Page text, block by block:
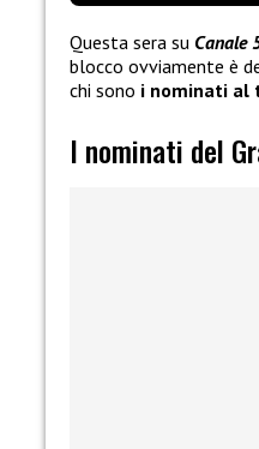
Questa sera su Canale
blocco ovviamente è
chi sono i nominati al
I nominati del